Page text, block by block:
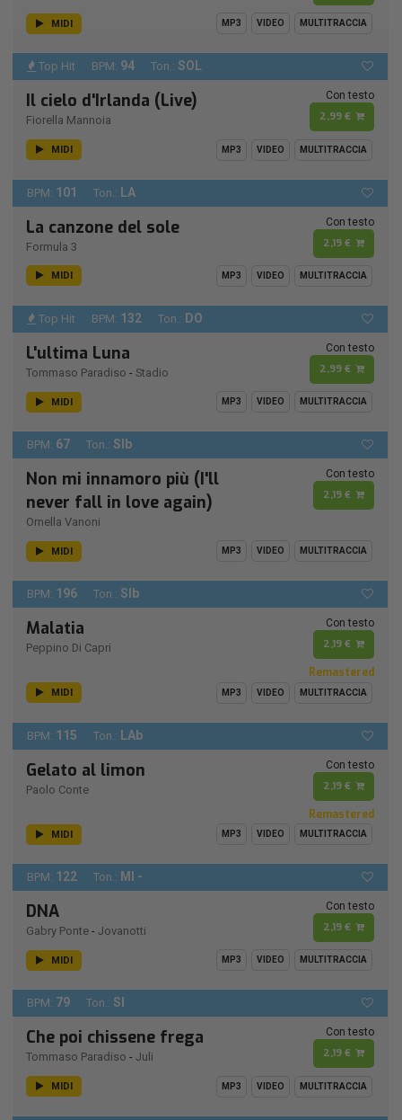
MIDI MP3 VIDEO MULTITRACCIA
Top Hit BPM: 94 Ton.: SOL
Il cielo d'Irlanda (Live)
Fiorella Mannoia
Con testo
2,99 €
MIDI MP3 VIDEO MULTITRACCIA
BPM: 101 Ton.: LA
La canzone del sole
Formula 3
Con testo
2,19 €
MIDI MP3 VIDEO MULTITRACCIA
Top Hit BPM: 132 Ton.: DO
L'ultima Luna
Tommaso Paradiso - Stadio
Con testo
2,99 €
MIDI MP3 VIDEO MULTITRACCIA
BPM: 67 Ton.: SIb
Non mi innamoro più (I'll
never fall in love again)
Ornella Vanoni
Con testo
2,19 €
MIDI MP3 VIDEO MULTITRACCIA
BPM: 196 Ton.: SIb
Malatia
Peppino Di Capri
Con testo
2,19 €
Remastered
MIDI MP3 VIDEO MULTITRACCIA
BPM: 115 Ton.: LAb
Gelato al limon
Paolo Conte
Con testo
2,19 €
Remastered
MIDI MP3 VIDEO MULTITRACCIA
BPM: 122 Ton.: MI -
DNA
Gabry Ponte - Jovanotti
Con testo
2,19 €
MIDI MP3 VIDEO MULTITRACCIA
BPM: 79 Ton.: SI
Che poi chissene frega
Tommaso Paradiso - Juli
Con testo
2,19 €
MIDI MP3 VIDEO MULTITRACCIA